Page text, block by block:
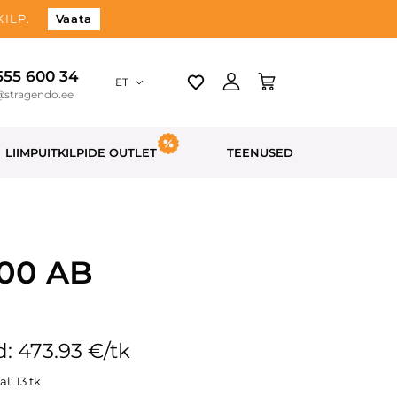
Vaata
600 34 ET
LIIMPUITKILPIDE OUTLET TEENUSED
AB
473.93 €/tk
13 tk